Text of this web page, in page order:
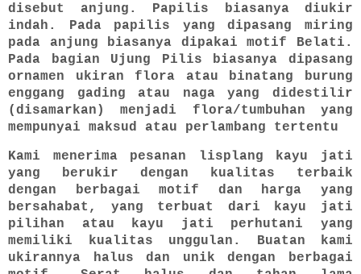
disebut anjung. Papilis biasanya diukir
indah. Pada papilis yang dipasang miring
pada anjung biasanya dipakai motif Belati.
Pada bagian Ujung Pilis biasanya dipasang
ornamen ukiran flora atau binatang burung
enggang gading atau naga yang didestilir
(disamarkan) menjadi flora/tumbuhan yang
mempunyai maksud atau perlambang tertentu
Kami menerima pesanan lisplang kayu jati
yang berukir dengan kualitas terbaik
dengan berbagai motif dan harga yang
bersahabat, yang terbuat dari kayu jati
pilihan atau kayu jati perhutani yang
memiliki kualitas unggulan. Buatan kami
ukirannya halus dan unik dengan berbagai